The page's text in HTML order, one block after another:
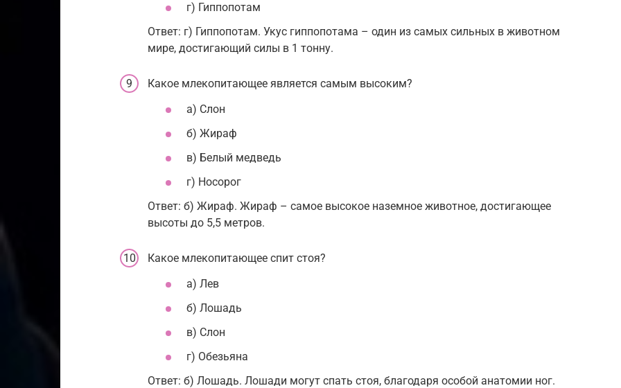
г) Гиппопотам
Ответ: г) Гиппопотам. Укус гиппопотама – один из самых сильных в животном
мире, достигающий силы в 1 тонну.
Какое млекопитающее является самым высоким?
а) Слон
б) Жираф
в) Белый медведь
г) Носорог
Ответ: б) Жираф. Жираф – самое высокое наземное животное, достигающее
высоты до 5,5 метров.
Какое млекопитающее спит стоя?
а) Лев
б) Лошадь
в) Слон
г) Обезьяна
Ответ: б) Лошадь. Лошади могут спать стоя, благодаря особой анатомии ног.